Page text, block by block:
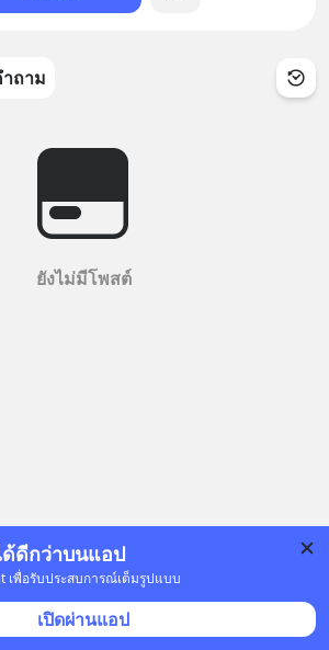
ดีกว่าบนแอป
เพื่อรับประสบการณ์เต็มรูปแบบ
เปิดผ่านแอป
ถาม
ยังไม่มีโพสต์